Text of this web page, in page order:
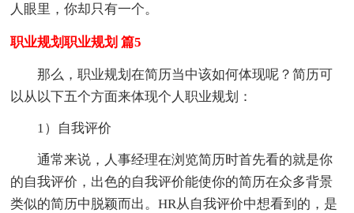
人眼里，你却只有一个。
职业规划职业规划 篇5
那么，职业规划在简历当中该如何体现呢？简历可
以从以下五个方面来体现个人职业规划：
1）自我评价
通常来说，人事经理在浏览简历时首先看的就是你
的自我评价，出色的自我评价能使你的简历在众多背景
类似的简历中脱颖而出。HR从自我评价中想看到的，是